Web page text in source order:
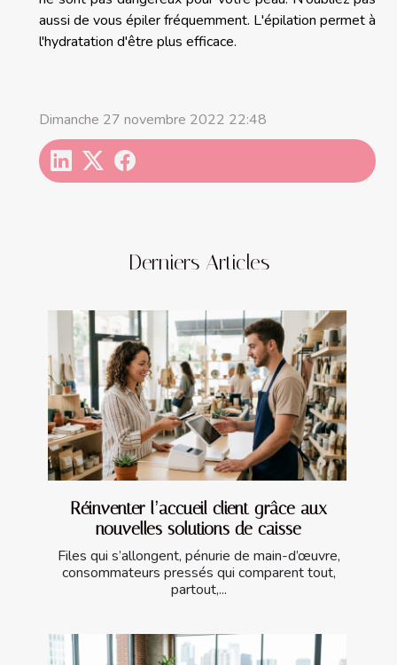
Derniers Articles
Réinventer l’accueil client grâce aux
nouvelles solutions de caisse
Files qui s’allongent, pénurie de main-d’œuvre,
consommateurs pressés qui comparent tout,
partout,...
aussi de vous épiler fréquemment. L'épilation permet à
l'hydratation d'être plus efficace.
Dimanche 27 novembre 2022 22:48